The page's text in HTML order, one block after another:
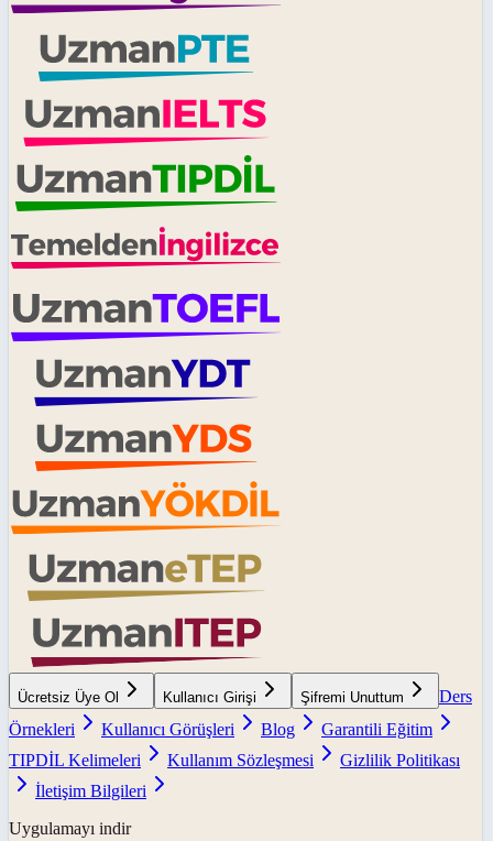
Ücretsiz Üye Ol Kullanıcı Girişi Şifremi Unuttum
Ders
Örnekleri
Kullanıcı Görüşleri Blog
Garantili Eğitim
TIPDİL Kelimeleri
Kullanım Sözleşmesi
Gizlilik Politikası
İletişim Bilgileri
Uygulamayı indir